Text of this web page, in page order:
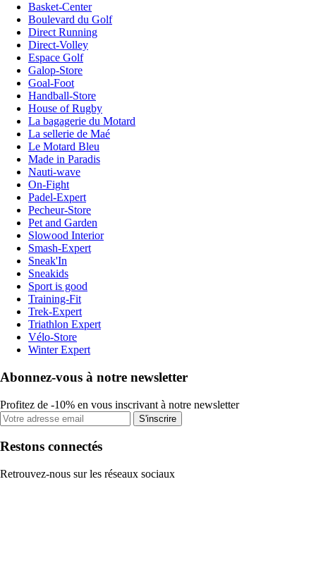
Basket-Center
Boulevard du Golf
Direct Running
Direct-Volley
Espace Golf
Galop-Store
Goal-Foot
Handball-Store
House of Rugby
La bagagerie du Motard
La sellerie de Maé
Le Motard Bleu
Made in Paradis
Nauti-wave
On-Fight
Padel-Expert
Pecheur-Store
Pet and Garden
Slowood Interior
Smash-Expert
Sneak'In
Sneakids
Sport is good
Training-Fit
Trek-Expert
Triathlon Expert
Vélo-Store
Winter Expert
Abonnez-vous à notre newsletter
Profitez de -10% en vous inscrivant à notre newsletter
S'inscrire
Restons connectés
Retrouvez-nous sur les réseaux sociaux